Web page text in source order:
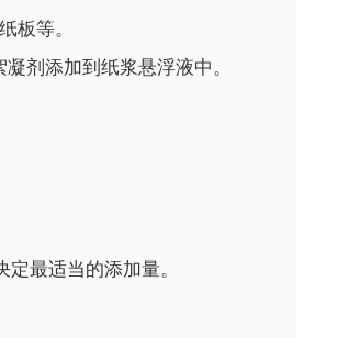
板等。
剂添加到纸浆悬浮液中。
最适当的添加量。